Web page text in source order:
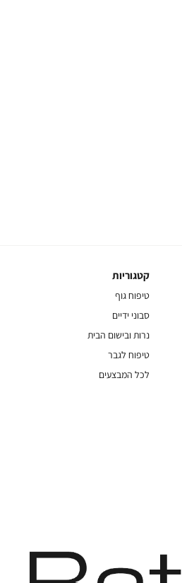
קטגוריות
קטגוריות
טיפוח גוף
סבוני ידיים
נרות ובישום הבית
טיפוח לגבר
לכל המבצעים